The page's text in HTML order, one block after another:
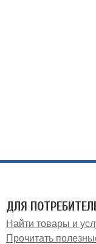
ДЛЯ
Найти товары и
Прочитать